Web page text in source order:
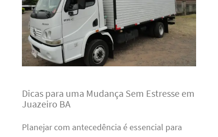
Dicas para uma Mudança Sem Estresse em
Juazeiro BA
Planejar com antecedência é essencial para